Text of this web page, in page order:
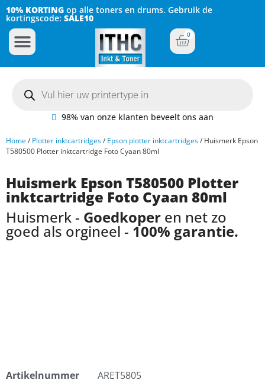
10% KORTING op alle toners en drums. Gebruik de
kortingscode: SALE10
0
98% van onze klanten beveelt ons aan
Home/ Plotter inktcartridges/ Epson plotter inktcartridges/ Huismerk Epson
T580500 Plotter inktcartridge Foto Cyaan 80ml
Huismerk Epson T580500 Plotter
inktcartridge Foto Cyaan 80ml
Huismerk - Goedkoper en net zo
goed als orgineel - 100% garantie.
Artikelnummer
ARET5805